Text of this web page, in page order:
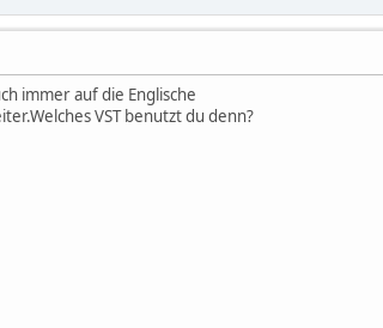
immer auf die Englische
VST benutzt du denn?